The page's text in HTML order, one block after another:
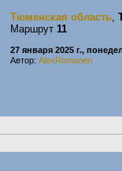
Тюменская область,
Маршрут 11
27 января 2025 г.,
Автор: AlexRomanen